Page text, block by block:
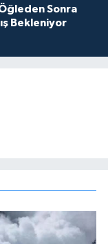
Sonra
Bekleniyor